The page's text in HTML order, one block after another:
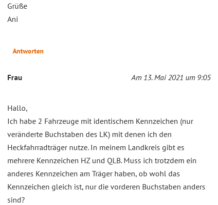
Grüße
Ani
Antworten
Frau Am 13. Mai 2021 um 9:05
Hallo,
Ich habe 2 Fahrzeuge mit identischem Kennzeichen (nur
veränderte Buchstaben des LK) mit denen ich den
Heckfahrradträger nutze. In meinem Landkreis gibt es
mehrere Kennzeichen HZ und QLB. Muss ich trotzdem ein
anderes Kennzeichen am Träger haben, ob wohl das
Kennzeichen gleich ist, nur die vorderen Buchstaben anders
sind?